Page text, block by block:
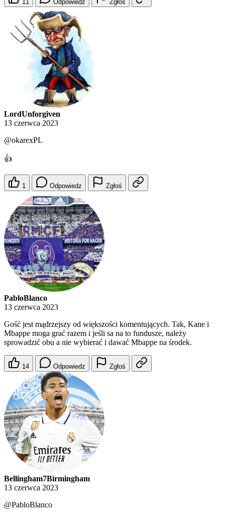
11 Odpowiedz Zgłoś
LordUnforgiven
13 czerwca 2023
@okarexPL
👍
1 Odpowiedz Zgłoś
PabloBlanco
13 czerwca 2023
Gość jest mądrzejszy od większości komentujących. Tak, Kane i
Mbappe moga grać razem i jeśli sa na to fundusze, należy
sprowadzić obu a nie wybierać i dawać Mbappe na środek.
14 Odpowiedz Zgłoś
Bellingham7Birmingham
13 czerwca 2023
@PabloBlanco